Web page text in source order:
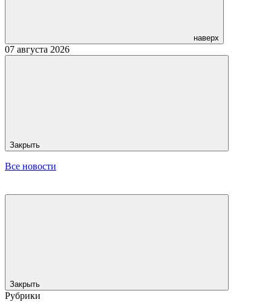
наверх
07 августа 2026
Закрыть
Все новости
Закрыть
Рубрики